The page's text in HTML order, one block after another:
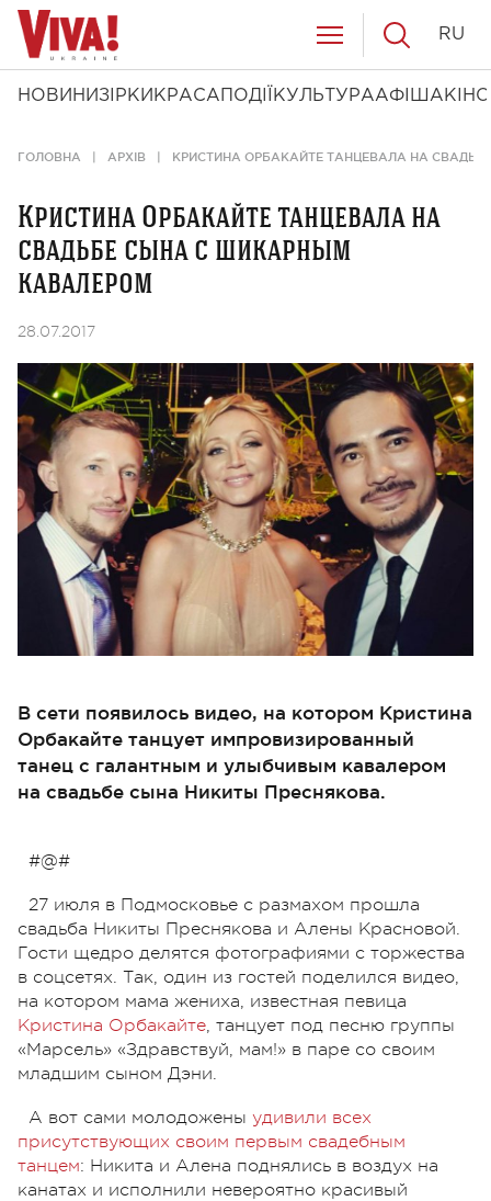
НОВИНИ ЗІРКИ КРАСА ПОДІЇ КУЛЬТУРААФІША КІНО
RU
ГОЛОВНА АРХІВ КРИСТИНА ОРБАКАЙТЕ ТАНЦЕВАЛА НА
Кристина Орбакайте танцевала на
свадьбе сына с шикарным
кавалером
28.07.2017
В сети появилось видео, на котором Кристина
Орбакайте танцует импровизированный
танец с галантным и улыбчивым кавалером
на свадьбе сына Никиты Преснякова.
#@#
27 июля в Подмосковье с размахом прошла
свадьба Никиты Преснякова и Алены Красновой.
Гости щедро делятся фотографиями с торжества
в соцсетях. Так, один из гостей поделился видео,
на котором мама жениха, известная певица
Кристина Орбакайте, танцует под песню группы
«Марсель» «Здравствуй, мам!» в паре со своим
младшим сыном Дэни.
А вот сами молодожены удивили всех
присутствующих своим первым свадебным
танцем: Никита и Алена поднялись в воздух на
канатах и исполнили невероятно красивый